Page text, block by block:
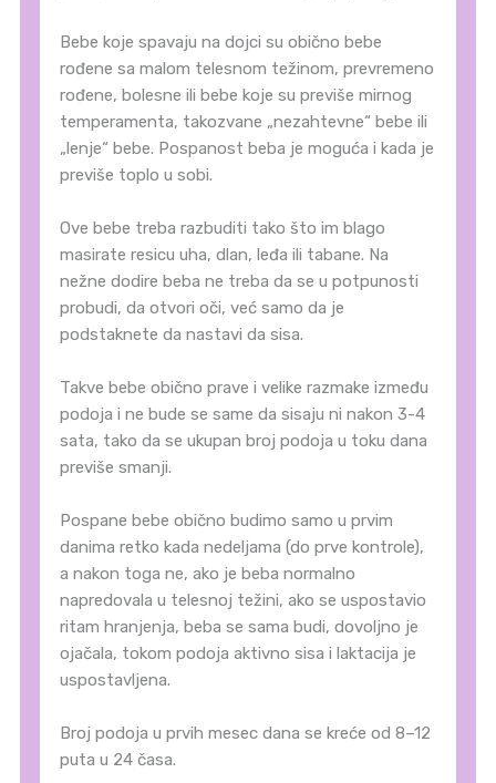
Bebe koje spavaju na dojci su obično bebe
rođene sa malom telesnom težinom, prevremeno
rođene, bolesne ili bebe koje su previše mirnog
temperamenta, takozvane „nezahtevne“ bebe ili
„lenje“ bebe. Pospanost beba je moguća i kada je
previše toplo u sobi.
Ove bebe treba razbuditi tako što im blago
masirate resicu uha, dlan, leđa ili tabane. Na
nežne dodire beba ne treba da se u potpunosti
probudi, da otvori oči, već samo da je
podstaknete da nastavi da sisa.
Takve bebe obično prave i velike razmake između
podoja i ne bude se same da sisaju ni nakon 3-4
sata, tako da se ukupan broj podoja u toku dana
previše smanji.
Pospane bebe obično budimo samo u prvim
danima retko kada nedeljama (do prve kontrole),
a nakon toga ne, ako je beba normalno
napredovala u telesnoj težini, ako se uspostavio
ritam hranjenja, beba se sama budi, dovoljno je
ojačala, tokom podoja aktivno sisa i laktacija je
uspostavljena.
Broj podoja u prvih mesec dana se kreće od 8–12
puta u 24 časa.